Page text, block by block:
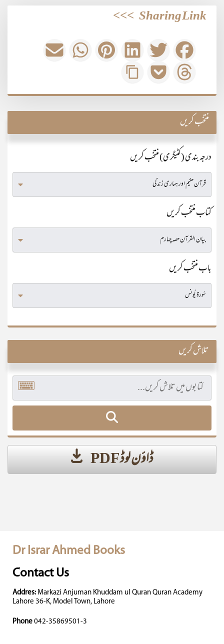
Sharing Link
>>>
منتخب کریں
درجہ بندی (کٹیگری) منتخب کریں
کتاب منتخب کریں
باب منتخب کریں
تلاش کریں
ڈاؤن لوڈ PDF
Dr Israr Ahmed Books
Contact Us
Addres: Markazi Anjuman Khuddam ul Quran Quran Academy
Lahore 36-K, Model Town, Lahore
Phone 042-35869501-3